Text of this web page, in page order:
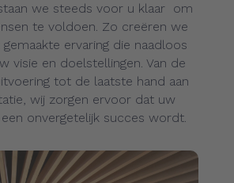
we steeds voor u klaar om
te voldoen. Zo creëren we
ervaring die naadloos
visie en doelstellingen. Van de
tot de laatste hand aan
wij zorgen ervoor dat uw
onvergetelijk succes wordt.